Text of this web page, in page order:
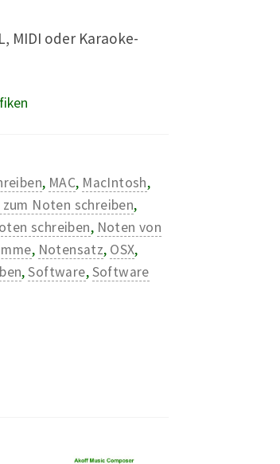
MIDI oder Karaoke-
, MAC, MacIntosh,
Noten schreiben,
schreiben, Noten von
, Notensatz, OSX,
,Software,Software